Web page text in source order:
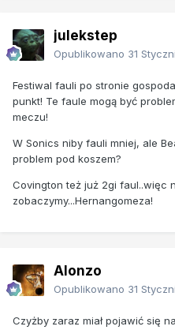
julekstep
Opublikowano 31
Festiwal fauli po stronie
punkt! Te faule mogą być
meczu!
W Sonics niby fauli mniej, ale
problem pod koszem?
Covington też już 2gi faul..więc
zobaczymy...Hernangomeza!
Alonzo
Opublikowano 31
Czyżby zaraz miał pojawić się